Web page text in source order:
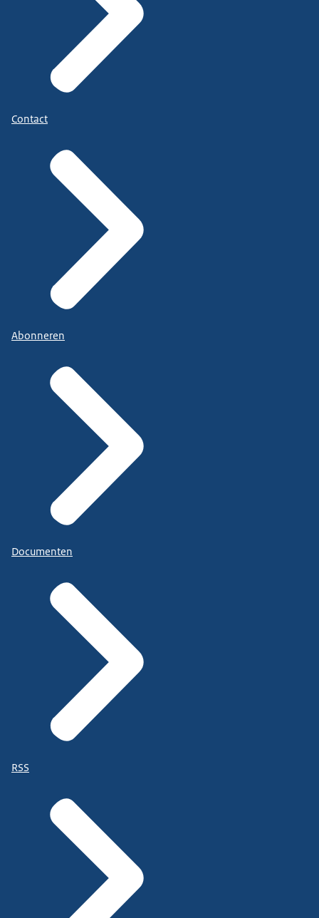
Contact
Abonneren
Documenten
RSS